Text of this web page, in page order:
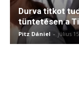
Durva titkot
tüntetésen a
Pitz Dániel - július